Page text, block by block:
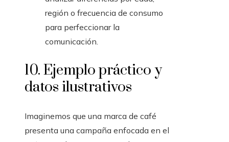
región o frecuencia de consumo
para perfeccionar la
comunicación.
10. Ejemplo práctico y
datos ilustrativos
Imaginemos que una marca de café
presenta una campaña enfocada en el